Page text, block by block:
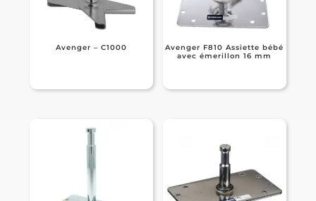
Avenger – C1000
Avenger F810 Assiette bébé
avec émerillon 16 mm